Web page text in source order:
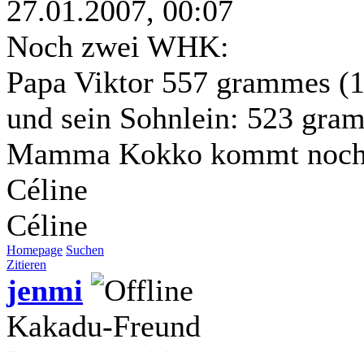
27.01.2007, 00:07
Noch zwei WHK:
Papa Viktor 557 grammes
und sein Sohnlein: 523
Mamma Kokko kommt
Céline
Céline
Homepage Suchen
Zitieren
jenmi
Kakadu-Freund